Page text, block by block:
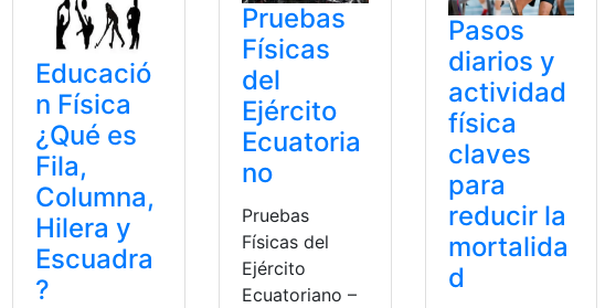
Educació
n Física
¿Qué es
Fila,
Columna,
Hilera y
Escuadra
?
Pruebas
Físicas
del
Ejército
Ecuatoria
no
Pruebas
Físicas del
Ejército
Ecuatoriano –
Pasos
diarios y
actividad
física
claves
para
reducir la
mortalida
d